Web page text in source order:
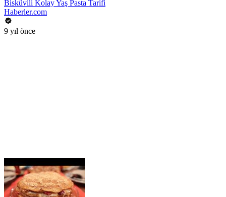
Bisküvili Kolay Yaş Pasta Tarifi
Haberler.com
9 yıl önce